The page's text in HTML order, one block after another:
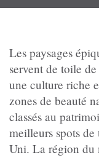
Les paysages
servent de toile
une culture riche
zones de beauté
classés au
meilleurs spots de
Uni. La région du